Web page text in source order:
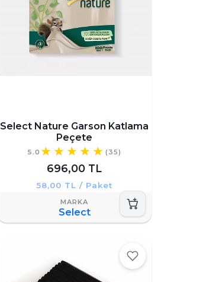
Select Nature Garson Katlama
Peçete
5.0 (35)
696,00 TL
58,00 TL / Paket
Select